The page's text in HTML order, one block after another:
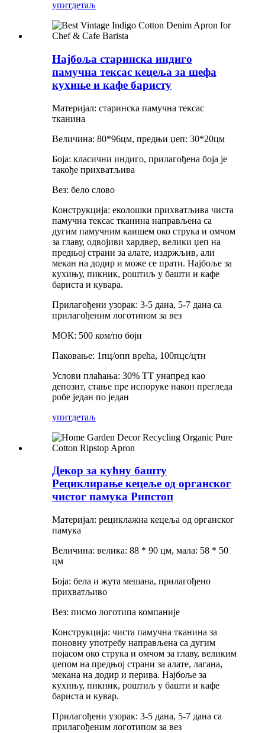
упитдетаљ
Најбоља старинска индиго
памучна тексас кецеља за шефа
кухиње и кафе баристу
Материјал: старинска памучна тексас
тканина
Величина: 80*96цм, предњи џеп: 30*20цм
Боја: класични индиго, прилагођена боја је
такође прихватљива
Вез: бело слово
Конструкција: еколошки прихватљива чиста
памучна тексас тканина направљена са
дугим памучним каишем око струка и омчом
за главу, одвојиви хардвер, велики џеп на
предњој страни за алате, издржљив, али
мекан на додир и може се прати. Најбоље за
кухињу, пикник, роштиљ у башти и кафе
бариста и кувара.
Прилагођени узорак: 3-5 дана, 5-7 дана са
прилагођеним логотипом за вез
МОК: 500 ком/по боји
Паковање: 1пц/опп врећа, 100пцс/цтн
Услови плаћања: 30% ТТ унапред као
депозит, стање пре испоруке након прегледа
робе један по један
упитдетаљ
Декор за кућну башту
Рециклирање кецеље од органског
чистог памука Рипстоп
Материјал: рециклажна кецеља од органског
памука
Величина: велика: 88 * 90 цм, мала: 58 * 50
цм
Боја: бела и жута мешана, прилагођено
прихватљиво
Вез: писмо логотипа компаније
Конструкција: чиста памучна тканина за
поновну употребу направљена са дугим
појасом око струка и омчом за главу, великим
џепом на предњој страни за алате, лагана,
мекана на додир и перива. Најбоље за
кухињу, пикник, роштиљ у башти и кафе
бариста и кувар.
Прилагођени узорак: 3-5 дана, 5-7 дана са
прилагођеним логотипом за вез